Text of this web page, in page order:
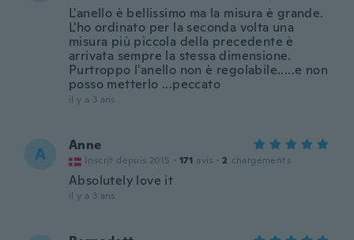
L'anello è bellissimo ma la misura è grande.
L'ho ordinato per la seconda volta una
misura più piccola della precedente è
arrivata sempre la stessa dimensione.
Purtroppo l'anello non è regolabile.....e non
posso metterlo ...peccato
il y a 3 ans
A Anne
Inscrit depuis 2015 · 171 avis · 2 chargements
Absolutely love it
il y a 3 ans